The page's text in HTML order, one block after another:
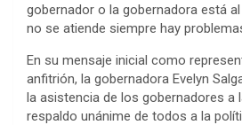
gobernador o la gobernadora está
no se atiende siempre hay
En su mensaje inicial como
anfitrión, la gobernadora Evelyn
la asistencia de los gobernadores a
respaldo unánime de todos a la